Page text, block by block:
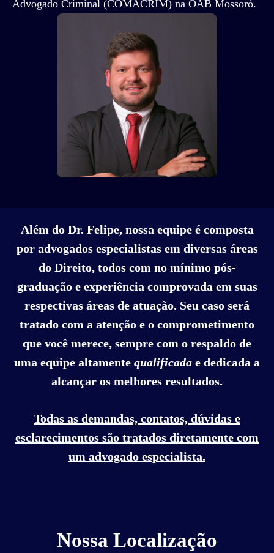
Advogado Criminal (COMACRIM) na OAB Mossoró.
Além do Dr. Felipe, nossa equipe é composta
por advogados especialistas em diversas áreas
do Direito, todos com no mínimo pós-
graduação e experiência comprovada em suas
respectivas áreas de atuação. Seu caso será
tratado com a atenção e o comprometimento
que você merece, sempre com o respaldo de
uma equipe altamente qualificada e dedicada a
alcançar os melhores resultados.
Todas as demandas, contatos, dúvidas e
esclarecimentos são tratados diretamente com
um advogado especialista.
Nossa Localização